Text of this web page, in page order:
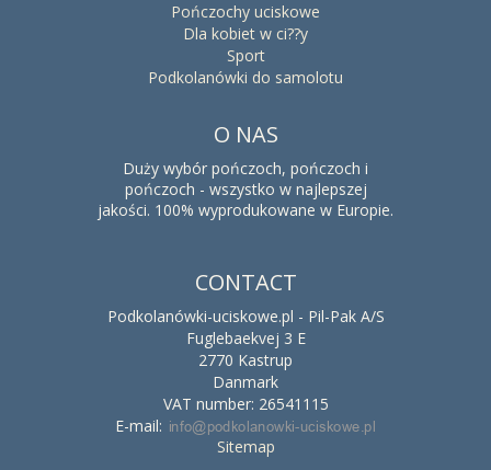
Pończochy uciskowe
Dla kobiet w ci??y
Sport
Podkolanówki do samolotu
O NAS
Duży wybór pończoch, pończoch i
pończoch - wszystko w najlepszej
jakości. 100% wyprodukowane w Europie.
CONTACT
Podkolanówki-uciskowe.pl - Pil-Pak A/S
Fuglebaekvej 3 E
2770 Kastrup
Danmark
VAT number: 26541115
E-mail:
Sitemap